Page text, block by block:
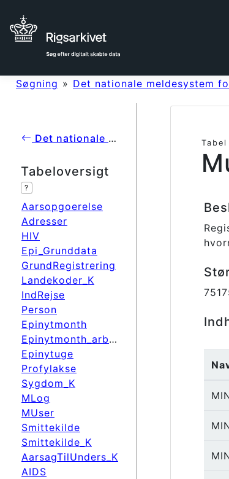
Søgning » Det nationale meldesystem
Det nationale meldesystem for individuelt anmeldelsespligtige sygdomme på Statens Serum Institut
Tabeloversigt
?
Aarsopgoerelse
Adresser
HIV
Epi_Grunddata
GrundRegistrering
Landekoder_K
IndRejse
Person
Epinytmonth
Epinytmonth_arbdato
Epinytuge
Profylakse
Sygdom_K
MLog
MUser
Smittekilde
Smittekilde_K
AarsagTilUnders_K
AIDS
Tabel